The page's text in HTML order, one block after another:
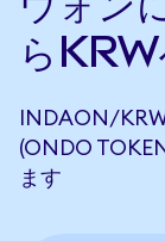
らKRW
INDAON/
(ONDO
ます